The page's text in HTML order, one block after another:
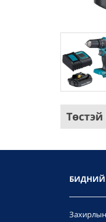
Төстэй
БИДНИЙ